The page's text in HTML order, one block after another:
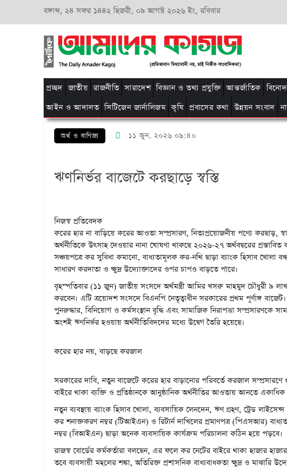
বঙ্গাব্দ, ২৪ সফর ১৪৪২ হিজরী, ০৯ আগস্ট ২০২৬ ইং, রবিবার
প্রচ্ছদ জাতীয় রাজনীতি সারাদেশ বিজ্ঞান ও তথ্য প্রযুক্তি আন্তর্জাতিক
আইন ও আদালত সিটিজেন জার্নালিজম কৃষি প্রবাসের কথা উন্নয়ন সংবাদ
অর্থ ও বাণিজ্য ১১ জুন, ২০২৬ ০৯:৪০
ঋণনির্ভর বাজেটে করছাড়ে স্বস্তি
নিজস্ব প্রতিবেদক
করের হার না বাড়িয়ে করের আওতা সম্প্রসারণ, নিত্যপ্রয়োজনীয় পণ্যে করছাড়,
অর্থনীতিকে উৎসাহ দেওয়ার নানা ঘোষণা থাকছে ২০২৬-২৭ অর্থবছরের
সঞ্চয়পত্রে কর সুবিধা কমানো, বাধ্যতামূলক কর-নথি ছাড়া ব্যাংক হিসাব খোলা
সাধারণ করদাতা ও ক্ষুদ্র উদ্যোক্তাদের ওপর চাপও বাড়তে পারে।
বৃহস্পতিবার (১১ জুন) জাতীয় সংসদে অর্থমন্ত্রী আমির খসরু মাহমুদ চৌধুরী ৯
করবেন। এটি ত্রয়োদশ সংসদে বিএনপি নেতৃত্বাধীন সরকারের প্রথম পূর্ণাঙ্গ বাজেট।
পুনরুদ্ধার, বিনিয়োগ ও কর্মসংস্থান বৃদ্ধি এবং সামাজিক নিরাপত্তা সম্প্রসারণকে
অংশই ঋণনির্ভর হওয়ায় অর্থনীতিবিদদের মধ্যে উদ্বেগ তৈরি হয়েছে।
করের হার নয়, বাড়ছে করজাল
সরকারের দাবি, নতুন বাজেটে করের হার বাড়ানোর পরিবর্তে করজাল সম্প্রসারণে
বাইরে থাকা ব্যক্তি ও প্রতিষ্ঠানকে আনুষ্ঠানিক অর্থনীতির আওতায় আনতে একাধিক
নতুন ব্যবস্থায় ব্যাংক হিসাব খোলা, ব্যবসায়িক লেনদেন, ঋণ গ্রহণ, ট্রেড লাইসেন্স
কর শনাক্তকরণ নম্বর (টিআইএন) ও রিটার্ন দাখিলের প্রমাণপত্র (পিএসআর)
নম্বর (বিআইএন) ছাড়া অনেক ব্যবসায়িক কার্যক্রম পরিচালনা কঠিন হয়ে পড়বে।
রাজস্ব বোর্ডের কর্মকর্তারা বলছেন, এর ফলে কর নেটের বাইরে থাকা হাজার
তবে ব্যবসায়ী মহলের শঙ্কা, অতিরিক্ত প্রশাসনিক বাধ্যবাধকতা ক্ষুদ্র ও মাঝারি